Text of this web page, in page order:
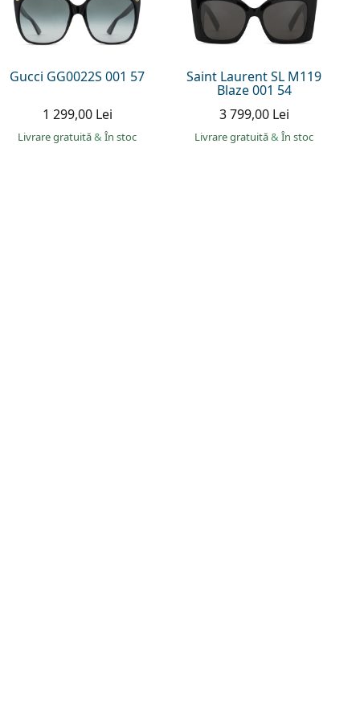
Gucci GG0022S 001 57
1 299,00 Lei
Livrare gratuită& În stoc
Saint Laurent SL M119
Blaze 001 54
3 799,00 Lei
Livrare gratuită& În stoc